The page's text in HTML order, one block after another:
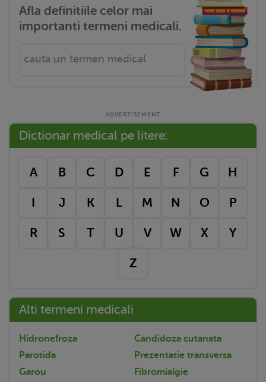
Afla definitiile celor mai
importanti termeni medicali.
Dictionar medical pe litere:
A B C D E F G H
I J K L M N O P
R S T U V W X Y
Z
Alti termeni medicali
Hidronefroza
Candidoza cutanata
Parotida
Prezentatie transversa
Garou
Fibromialgie